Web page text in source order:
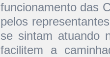
funcionamento das
pelos
se sintam atuando
facilitem a